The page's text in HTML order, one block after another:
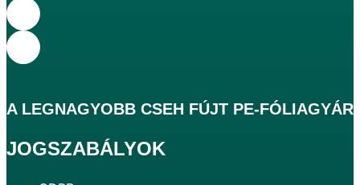
A LEGNAGYOBB CSEH FÚJT PE-
JOGSZABÁLYOK